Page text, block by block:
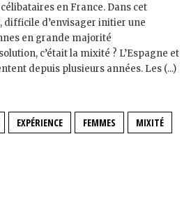
en France. Dans cet
difficile d’envisager initier une
en grande majorité
c’était la mixité ? L’Espagne et
depuis plusieurs années. Les (...)
EXPÉRIENCE FEMMES
MIXITÉ